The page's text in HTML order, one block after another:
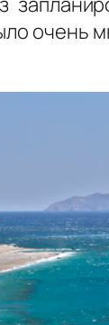
очень